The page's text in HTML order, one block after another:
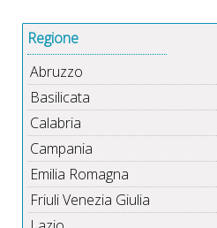
Regione
Abruzzo
Basilicata
Calabria
Campania
Emilia Romagna
Friuli Venezia Giulia